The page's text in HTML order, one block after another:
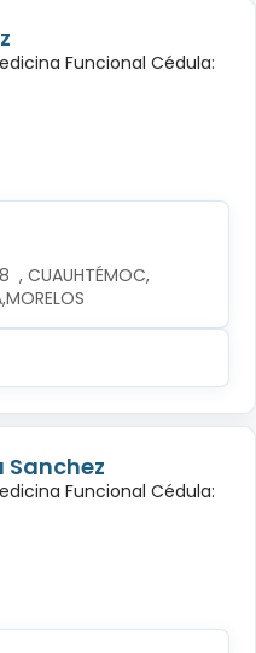
Funcional Cédula:
, CUAUHTÉMOC,
Sanchez
Funcional Cédula: